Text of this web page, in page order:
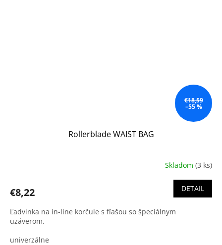
€18,59
–55 %
Rollerblade WAIST BAG
Skladom (3 ks)
€8,22 DETAIL
Ľadvinka na in-line korčule s fľašou so špeciálnym
uzáverom.
univerzálne